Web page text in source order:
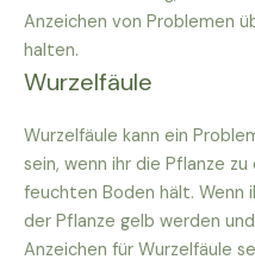
Anzeichen von Problemen
halten.
Wurzelfäule
Wurzelfäule kann ein
sein, wenn ihr die Pflanze
feuchten Boden hält.
der Pflanze gelb werden
Anzeichen für Wurzelfäule